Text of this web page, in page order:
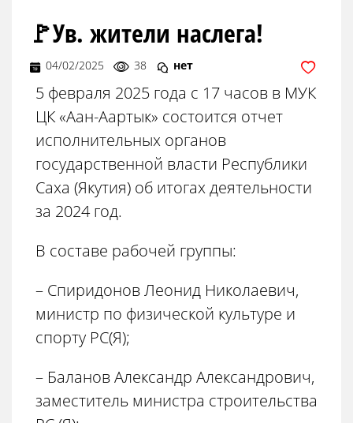
🚩Ув. жители наслега!
04/02/2025 38 нет
5 февраля 2025 года с 17 часов в МУК
ЦК «Аан-Аартык» состоится отчет
исполнительных органов
государственной власти Республики
Саха (Якутия) об итогах деятельности
за 2024 год.
В составе рабочей группы:
– Спиридонов Леонид Николаевич,
министр по физической культуре и
спорту РС(Я);
– Баланов Александр Александрович,
заместитель министра строительства